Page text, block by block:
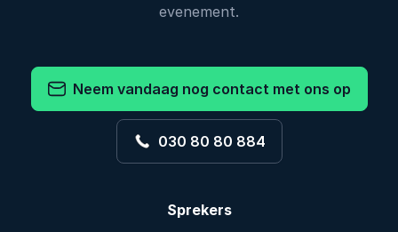
evenement.
Neem vandaag nog contact met ons op
030 80 80 884
Sprekers